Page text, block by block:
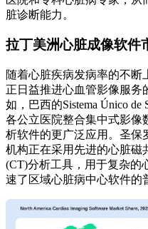
脏诊断能力。
拉丁美洲心脏成像软件
随着心脏疾病发病率的不
正日益推进心血管影像服务
如，巴西的Sistema Único
各公立医院整合集中式影像
析软件的更广泛应用。圣保
机构正在采用先进的心脏磁
(CT)分析工具，用于复杂的
速了区域心脏病中心软件的